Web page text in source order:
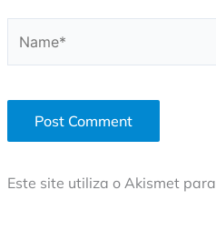
Este site utiliza o Akismet